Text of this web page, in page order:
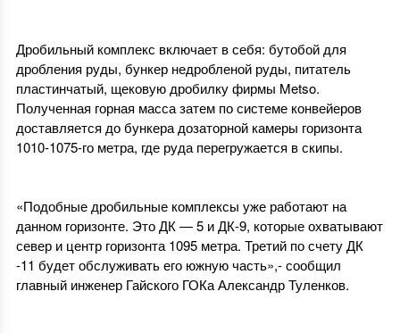
Дробильный комплекс включает в себя: бутобой для
дробления руды, бункер недробленой руды, питатель
пластинчатый, щековую дробилку фирмы Metso.
Полученная горная масса затем по системе конвейеров
доставляется до бункера дозаторной камеры горизонта
1010-1075-го метра, где руда перегружается в скипы.
«Подобные дробильные комплексы уже работают на
данном горизонте. Это ДК — 5 и ДК-9, которые охватывают
север и центр горизонта 1095 метра. Третий по счету ДК
-11 будет обслуживать его южную часть»,- сообщил
главный инженер Гайского ГОКа Александр Туленков.